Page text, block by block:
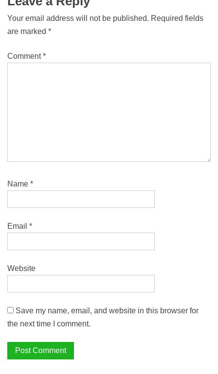
Your email address will not be published. Required fields
are marked *
Comment*
Name *
Email *
Website
Save my name, email, and website in this browser for
the next time I comment.